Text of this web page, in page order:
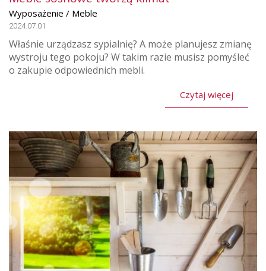
Wyposażenie / Meble
2024.07.01
Właśnie urządzasz sypialnię? A może planujesz zmianę
wystroju tego pokoju? W takim razie musisz pomyśleć
o zakupie odpowiednich mebli.
Czytaj więcej